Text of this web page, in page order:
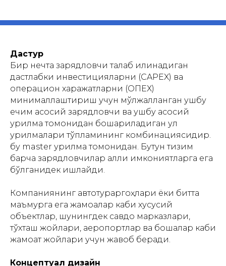
Дастур
Бир нечта зарядловчи талаб қилинадиган
дастлабки инвестицияларни (CAPEX) ва
операцион харажатларни (ОПЕХ)
минималлаштириш учун мўлжалланган ушбу
ечим асосий зарядловчи ва ушбу асосий
қурилма томонидан бошқариладиган қул
қурилмалари тўпламининг комбинациясидир.
бу master қурилма томонидан. Бутун тизим
барча зарядловчилар ақлли имкониятларга ега
бўлганидек ишлайди.
Компаниянинг автотураргоҳлари ёки битта
маъмурга ега жамоалар каби хусусий
объектлар, шунингдек савдо марказлари,
тўхташ жойлари, аеропортлар ва бошқалар каби
жамоат жойлари учун жавоб беради.
Концептуал дизайн